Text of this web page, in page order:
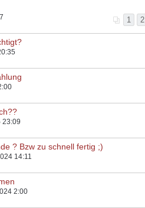
1 2
23:09
? Bzw zu schnell fertig ;)
14:11
2:00